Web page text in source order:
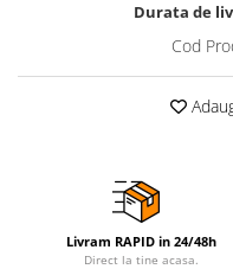
Durata de
Cod
Livram RAPID in 24/48h
Direct la tine acasa.